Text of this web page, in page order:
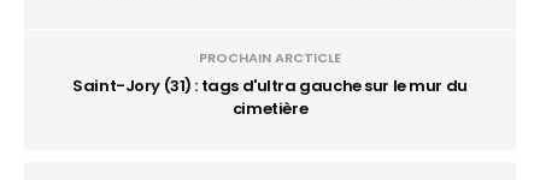
PROCHAIN ARCTICLE
Saint-Jory (31) : tags d'ultra gauche sur le mur du
cimetière